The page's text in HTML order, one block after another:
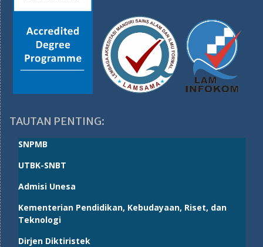
TAUTAN PENTING:
SNPMB
UTBK-SNBT
Admisi Unesa
Kementerian Pendidikan, Kebudayaan, Riset, dan
Teknologi
Dirjen Diktiristek